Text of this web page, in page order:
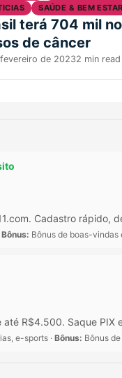
SAÚDE & BEM ESTAR
terá 704 mil
de câncer
de 20232 min read
Cadastro rápido,
Bônus: Bônus de boas-vindas
R$4.500. Saque
e-sports · Bônus: Bônus